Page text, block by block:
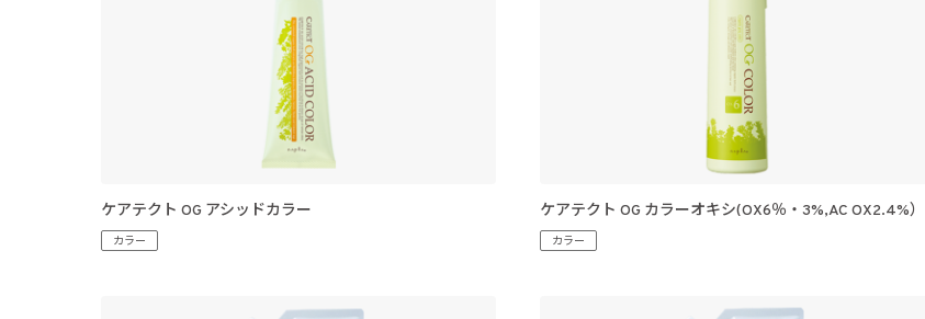
ケアテクト OG アシッドカラー
カラー
ケアテクト OG カラーオキシ(OX6％・3%,AC OX2.4%）
カラー